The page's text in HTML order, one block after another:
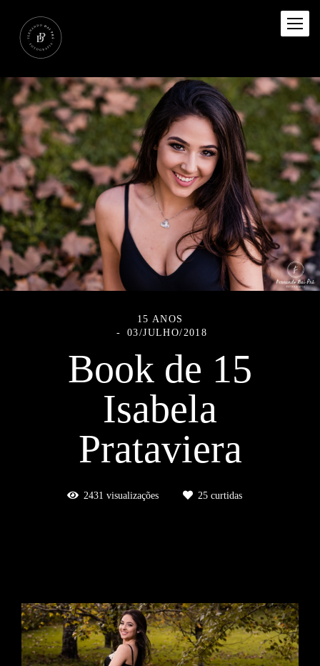
15 ANOS
03/JULHO/2018
Book de 15
Isabela
Prataviera
2431 visualizações 25 curtidas